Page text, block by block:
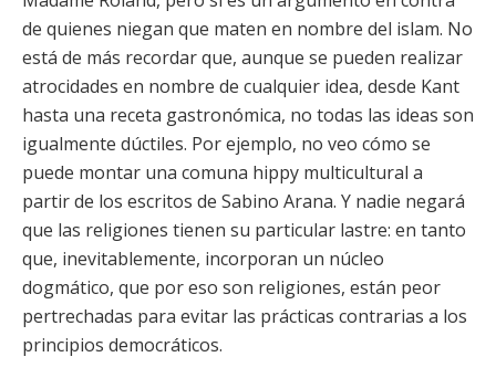
de quienes niegan que maten en nombre del islam. No
está de más recordar que, aunque se pueden realizar
atrocidades en nombre de cualquier idea, desde Kant
hasta una receta gastronómica, no todas las ideas son
igualmente dúctiles. Por ejemplo, no veo cómo se
puede montar una comuna hippy multicultural a
partir de los escritos de Sabino Arana. Y nadie negará
que las religiones tienen su particular lastre: en tanto
que, inevitablemente, incorporan un núcleo
dogmático, que por eso son religiones, están peor
pertrechadas para evitar las prácticas contrarias a los
principios democráticos.